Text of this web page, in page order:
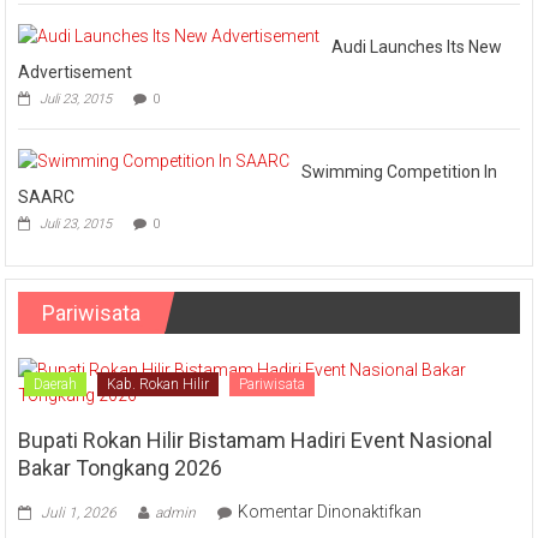
Audi Launches Its New
Advertisement
Juli 23, 2015 0
Swimming Competition In
SAARC
Juli 23, 2015 0
Pariwisata
Daerah Kab. Rokan Hilir Pariwisata
Bupati Rokan Hilir Bistamam Hadiri Event Nasional
Bakar Tongkang 2026
Juli 1, 2026 admin Komentar Dinonaktifkan